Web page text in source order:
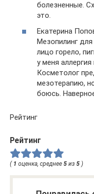
болезненные.
это.
Екатерина
Мезопилинг
лицо горело,
у меня
Косметолог
мезотерапию,
боюсь.
Рейтинг
Рейтинг
( 1 оценка, среднее 5 из 5 )